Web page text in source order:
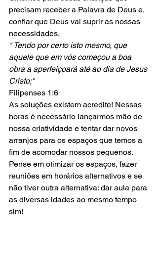
precisam receber a Palavra de Deus e,
confiar que Deus vai suprir as nossas
necessidades.
" Tendo por certo isto mesmo, que
aquele que em vós começou a boa
obra a aperfeiçoará até ao dia de Jesus
Cristo;"
Filipenses 1:6
As soluções existem acredite! Nessas
horas é necessário lançarmos mão de
nossa criatividade e tentar dar novos
arranjos para os espaços que temos a
fim de acomodar nossos pequenos.
Pense em otimizar os espaços, fazer
reuniões em horários alternativos e se
não tiver outra alternativa: dar aula para
as diversas idades ao mesmo tempo
sim!